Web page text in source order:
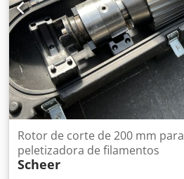
Rotor de corte de 200 mm para
peletizadora de filamentos
Scheer